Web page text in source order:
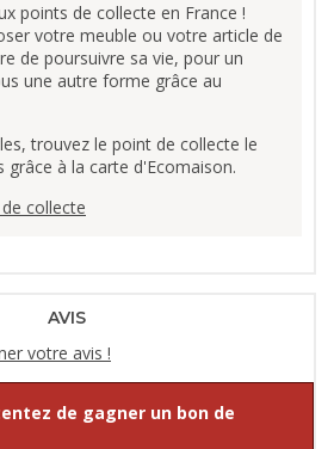
points de collecte en France !
votre meuble ou votre article de
de poursuivre sa vie, pour un
une autre forme grâce au
trouvez le point de collecte le
grâce à la carte d'Ecomaison.
collecte
AVIS
votre avis !
de gagner un bon de